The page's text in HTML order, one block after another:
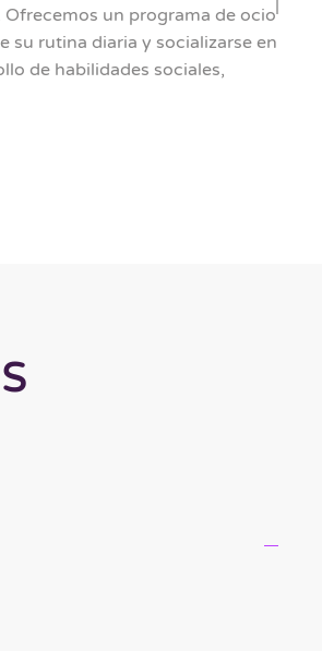
un programa de ocio
su rutina diaria y socializarse en
de habilidades sociales,